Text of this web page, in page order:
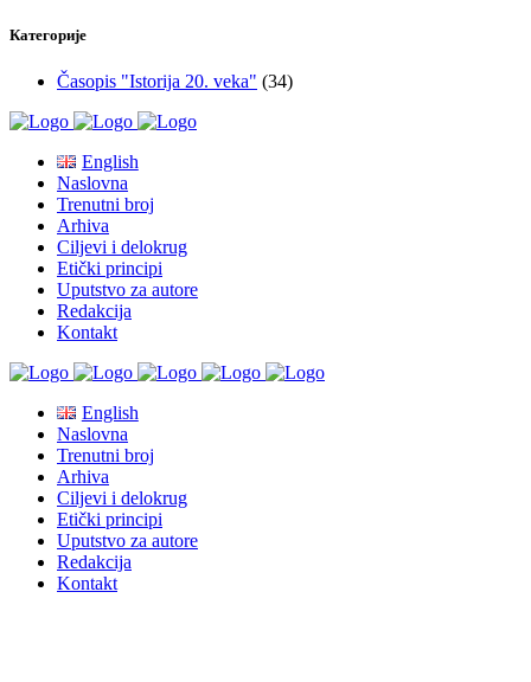
Категорије
Časopis "Istorija 20. veka" (34)
English
Naslovna
Trenutni broj
Arhiva
Ciljevi i delokrug
Etički principi
Uputstvo za autore
Redakcija
Kontakt
English
Naslovna
Trenutni broj
Arhiva
Ciljevi i delokrug
Etički principi
Uputstvo za autore
Redakcija
Kontakt